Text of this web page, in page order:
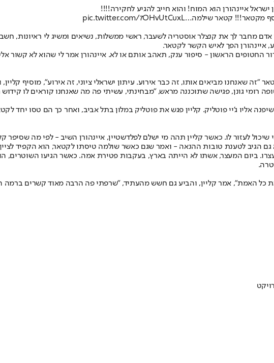
איינהורן הוא המוח! והוא חייב להגיע לחקירה!!!!
מקטאר!!! קטאר שילמה…pic.twitter.com/7OHvUtCuxL
אדם מחבר לך את קנצלר אוסטריה לשעבר, ראשי ממשלות, נשיאים ומשיג לי ראיונות,
איינהורן הפך לאיש הקשר לקטאר.
מעלה הילוך. כעבור 50 ימים מתחיל סבב שחרור החטופים הראשון - סיפור ענק, תאהב אותם או לא. איינהורן אמר
"זה שאנחנו מביאים אותו, זה כבר אירוע. עיתון ישראלי ציוני, זה אירוע", מוסיף
רומי גונן, פגישה שתוכננה מראש, "מבחינתי, עשיתי פה מה שאנחנו קוראים לו
הוא גם אמר שיפנה אליו ג'יי פוטליק. קליין פגש את פוטליק במלון בתל אביב, ואחר כך הם
לעזור לו. כאשר קליין תהה מי ישלם לפלדשטיין, איינהורן השיב - לפי מה שסיפר
ביום המעצר, אשתו לא הייתה בארץ, בעקבות פטירת אמה. כאשר הגיעו השוטרים,
כל האמת", אמר קליין, והביע גם חשש מהעתיד, "שרפתי פה הרבה מאוד קשרים ברמה